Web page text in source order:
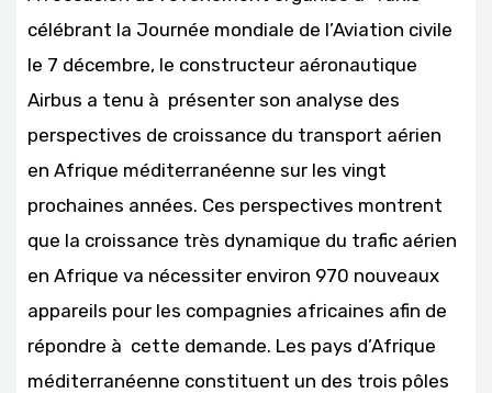
célébrant la Journée mondiale de l’Aviation civile
le 7 décembre, le constructeur aéronautique
Airbus a tenu à présenter son analyse des
perspectives de croissance du transport aérien
en Afrique méditerranéenne sur les vingt
prochaines années. Ces perspectives montrent
que la croissance très dynamique du trafic aérien
en Afrique va nécessiter environ 970 nouveaux
appareils pour les compagnies africaines afin de
répondre à cette demande. Les pays d’Afrique
méditerranéenne constituent un des trois pôles